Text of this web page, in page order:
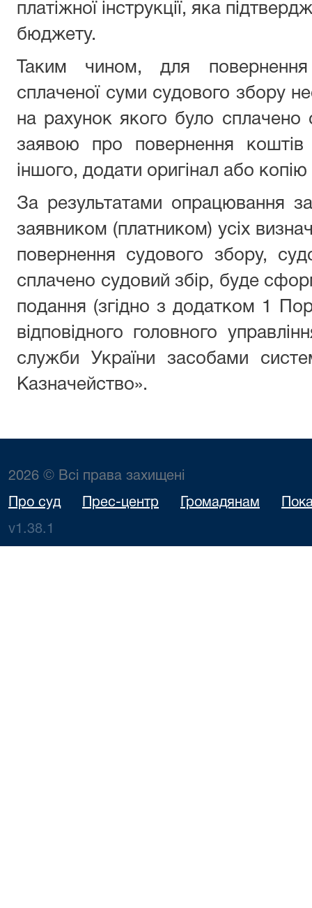
платіжної інструкції, яка
бюджету.
Таким чином, для
сплаченої суми судового збору
на рахунок якого було сплачено
заявою про повернення
іншого, додати оригінал або копію
За результатами опрацювання
заявником (платником) усіх
повернення судового збору,
сплачено судовий збір, буде
подання (згідно з додатком 1
відповідного головного
служби України засобами
Казначейство».
2026 © Всі права захищені
Про суд Прес-центр Громадянам
v1.38.1